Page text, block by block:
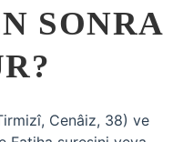
SONRA
Cenâiz, 38) ve